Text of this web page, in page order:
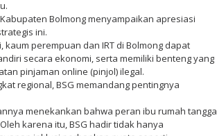
Bolmong menyampaikan apresiasi
ini.
perempuan dan IRT di Bolmong dapat
secara ekonomi, serta memiliki benteng yang
pinjaman online (pinjol) ilegal.
regional, BSG memandang pentingnya
menekankan bahwa peran ibu rumah tangga
karena itu, BSG hadir tidak hanya